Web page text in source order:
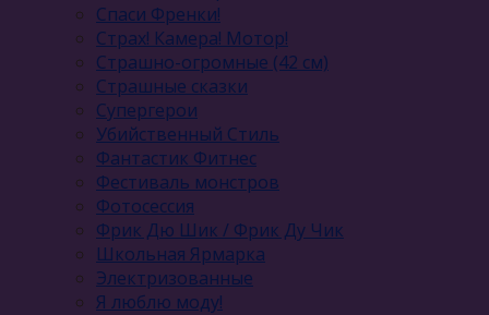
Спаси Френки!
Страх! Камера! Мотор!
Страшно-огромные (42 см)
Страшные сказки
Супергерои
Убийственный Стиль
Фантастик Фитнес
Фестиваль монстров
Фотосессия
Фрик Дю Шик / Фрик Ду Чик
Школьная Ярмарка
Электризованные
Я люблю моду!